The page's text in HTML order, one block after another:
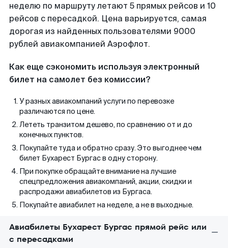
неделю по маршруту летают 5 прямых рейсов и 10
рейсов с пересадкой. Цена варьируется, самая
дорогая из найденных пользователями 9000
рублей авиакомпанией Аэрофлот.
Как еще сэкономить используя электронный
билет на самолет без комиссии?
У разных авиакомпаний услуги по перевозке
различаются по цене.
Лететь транзитом дешево, по сравнению от и до
конечных пунктов.
Покупайте туда и обратно сразу. Это выгоднее чем
билет Бухарест Бургас в одну сторону.
При покупке обращайте внимание на лучшие
спецпредложения авиакомпаний, акции, скидки и
распродажи авиабилетов из Бургаса.
Покупайте авиабилет на неделе, а не в выходные.
Авиабилеты Бухарест Бургас прямой рейс или
с пересадками